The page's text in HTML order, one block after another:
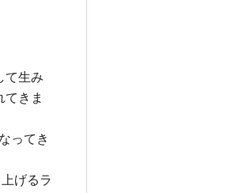
て生み
きま
ってき
げるラ